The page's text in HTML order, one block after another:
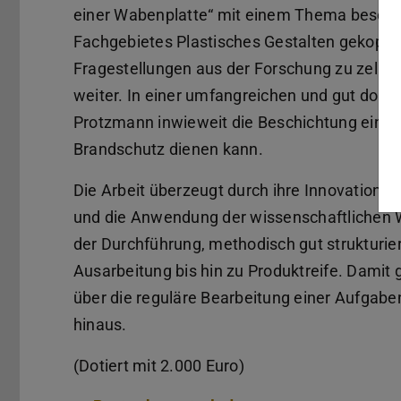
einer Wabenplatte“ mit einem Thema
Fachgebietes Plastisches Gestalten
Fragestellungen aus der Forschung zu
weiter. In einer umfangreichen und gut
Protzmann inwieweit die Beschichtung
Brandschutz dienen kann.
Die Arbeit überzeugt durch ihre
und die Anwendung der wissenschaftlichen
der Durchführung, methodisch gut
Ausarbeitung bis hin zu Produktreife.
über die reguläre Bearbeitung einer
hinaus.
(Dotiert mit 2.000 Euro)